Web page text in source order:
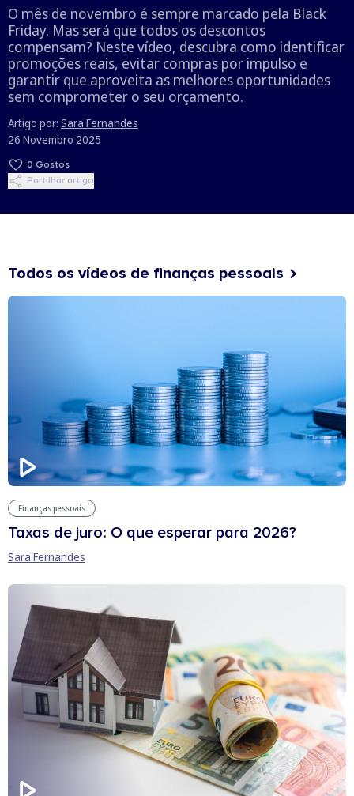
O mês de novembro é sempre marcado pela Black
Friday. Mas será que todos os descontos
compensam? Neste vídeo, descubra como identificar
promoções reais, evitar compras por impulso e
garantir que aproveita as melhores oportunidades
sem comprometer o seu orçamento.
Artigo por: Sara Fernandes
26 Novembro 2025
0 Gostos
Partilhar artigo
Todos os vídeos de finanças pessoais
Finanças pessoais
Taxas de juro: O que esperar para 2026?
Sara Fernandes